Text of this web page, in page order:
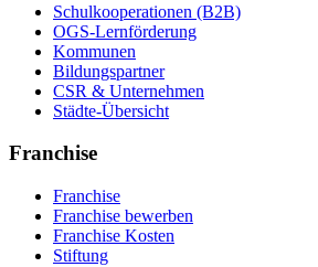
Schulkooperationen (B2B)
OGS-Lernförderung
Kommunen
Bildungspartner
CSR & Unternehmen
Städte-Übersicht
Franchise
Franchise
Franchise bewerben
Franchise Kosten
Stiftung